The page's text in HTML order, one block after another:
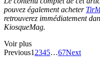
pouvez également acheter
retrouverez immédiatement
KiosqueMag.
Voir plus
Previous1 2345…67Next